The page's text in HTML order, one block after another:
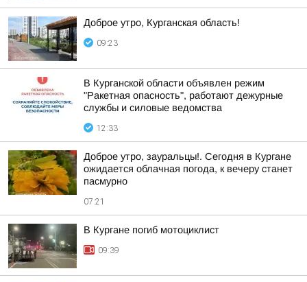
Доброе утро, Курганская область!
09:23
В Курганской области объявлен режим
"Ракетная опасность", работают дежурные
службы и силовые ведомства
12:33
Доброе утро, зауральцы!. Сегодня в Кургане
ожидается облачная погода, к вечеру станет
пасмурно
07:21
В Кургане погиб мотоциклист
09:39